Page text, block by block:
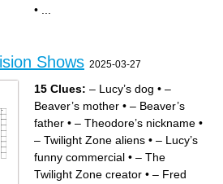
•
Shows 2025-03-27
15 Clues: – Lucy’s dog • –
Beaver’s mother • – Beaver’s
father • – Theodore’s nickname •
– Twilight Zone aliens • – Lucy’s
funny commercial • – The
Twilight Zone creator • – Fred